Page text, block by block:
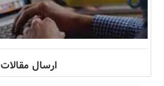
ارسال مقالات